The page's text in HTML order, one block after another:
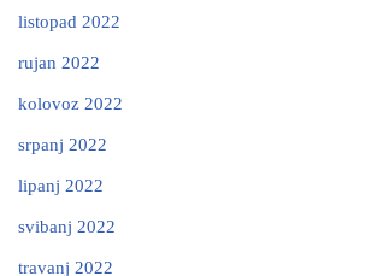
listopad 2022
rujan 2022
kolovoz 2022
srpanj 2022
lipanj 2022
svibanj 2022
travanj 2022